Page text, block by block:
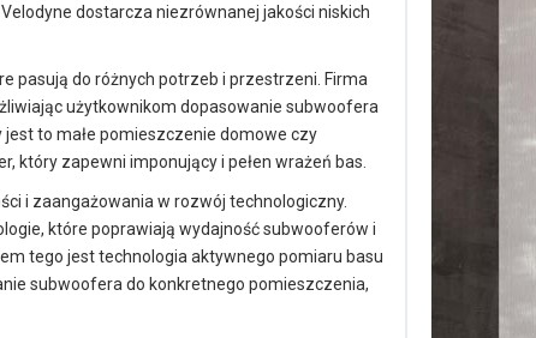
dostarcza niezrównanej jakości niskich
pasują do różnych potrzeb i przestrzeni. Firma
użytkownikom dopasowanie subwoofera
to małe pomieszczenie domowe czy
który zapewni imponujący i pełen wrażeń bas.
i zaangażowania w rozwój technologiczny.
które poprawiają wydajność subwooferów i
tego jest technologia aktywnego pomiaru basu
subwoofera do konkretnego pomieszczenia,